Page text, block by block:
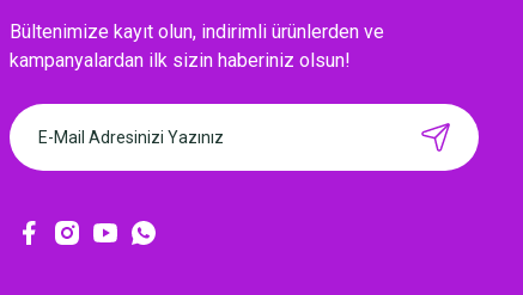
MIKNATISLI İĞNE TUTUCU-BAHAR
160,00 TL
Bültenimize kayıt olun, indirimli ürünlerden ve
kampanyalardan ilk sizin haberiniz olsun!